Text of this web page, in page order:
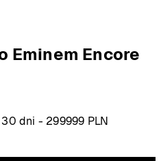
Eminem Encore
dni - 299999 PLN